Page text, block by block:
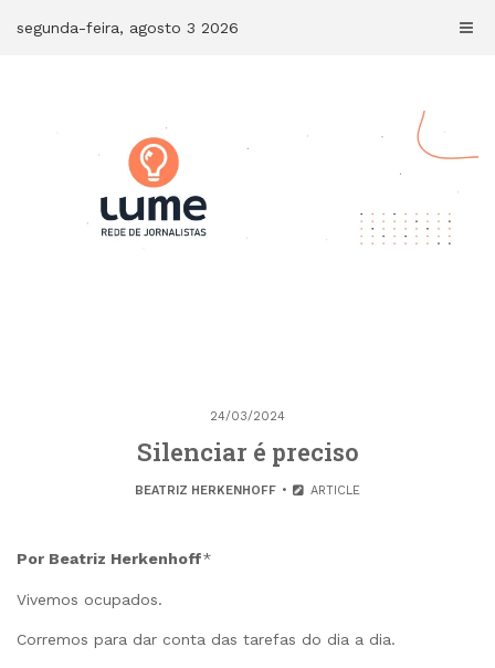
segunda-feira, agosto 3 2026
24/03/2024
Silenciar é preciso
BEATRIZ HERKENHOFF ARTICLE
Por Beatriz Herkenhoff*
Vivemos ocupados.
Corremos para dar conta das tarefas do dia a dia.